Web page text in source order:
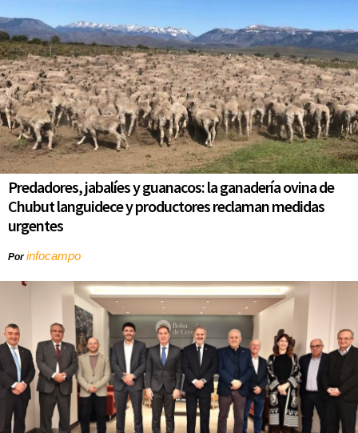
Predadores, jabalíes y guanacos: la ganadería ovina de
Chubut languidece y productores reclaman medidas
urgentes
Porinfocampo